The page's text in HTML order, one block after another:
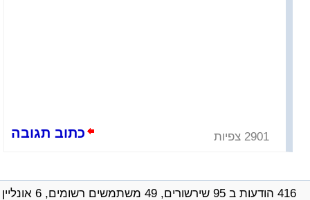
כתוב תגובה 2901 צפיות
416 הודעות ב 95 שירשורים, 49 משתמשים רשומים, 6 אונליין